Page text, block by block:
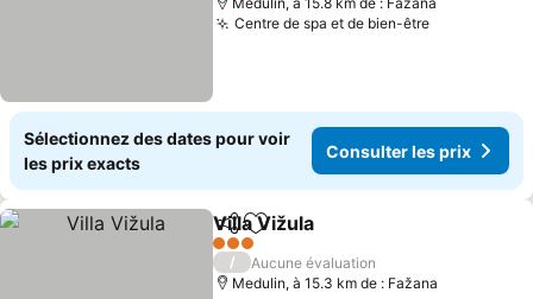
Centre de spa et de bien-êtreConsulter
Sélectionnez des dates pour voir
les prix exacts
Consulter les prix
PartagerAjouter à mes favoris
Villa Vižula
3 Étoiles
/
Aucune évaluation
Medulin, à 15.3 km de : Fažana